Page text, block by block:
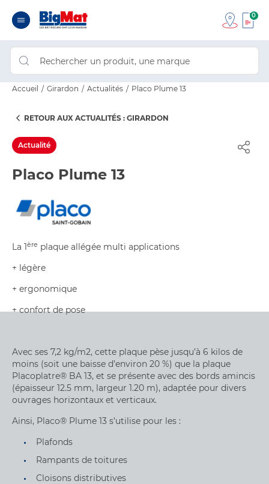
0
Accueil Girardon Actualités Placo Plume 13
RETOUR AUX ACTUALITÉS : GIRARDON
Actualité
Placo Plume 13
La 1ère plaque allégée multi applications
+ légère
+ ergonomique
+ confort de pose
Avec ses 7,2 kg/m2, cette plaque pèse jusqu’à 6 kilos de
moins (soit une baisse d’environ 20 %) que la plaque
Placoplatre® BA 13, et se présente avec des bords amincis
(épaisseur 12.5 mm, largeur 1.20 m), adaptée pour divers
ouvrages horizontaux et verticaux.
Ainsi, Placo® Plume 13 s’utilise pour les :
Plafonds
Rampants de toitures
Cloisons distributives